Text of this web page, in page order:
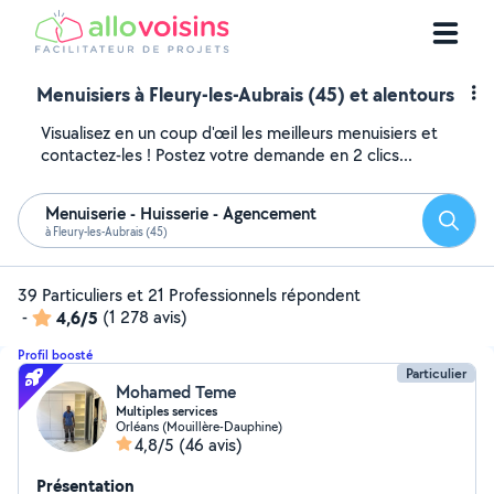
Menuisiers à Fleury-les-Aubrais (45) et alentours
Visualisez en un coup d'œil les meilleurs menuisiers et
contactez-les ! Postez votre demande en 2 clics...
Menuiserie - Huisserie - Agencement
à Fleury-les-Aubrais (45)
39 Particuliers et 21 Professionnels répondent
-
4,6/5 (1 278 avis)
Profil boosté
Particulier
Mohamed Teme
Multiples services
Orléans (Mouillère-Dauphine)
4,8/5 (46 avis)
Présentation